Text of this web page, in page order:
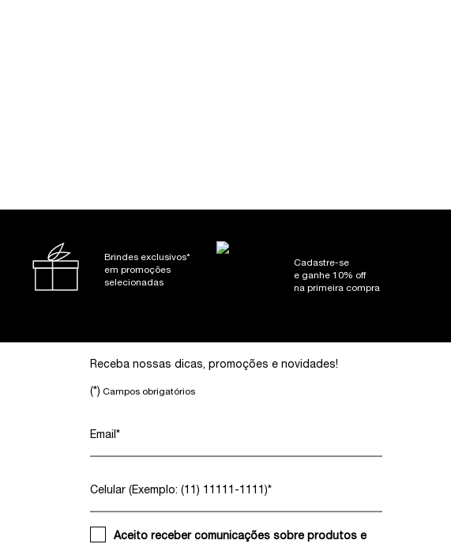
Brindes exclusivos*
em promoções
selecionadas
Cadastre-se
e ganhe 10% off
na primeira compra
Receba nossas dicas, promoções e novidades!
(*) Campos obrigatórios
Email *
Celular (Exemplo: (11) 11111-1111)*
Aceito receber comunicações sobre produtos e